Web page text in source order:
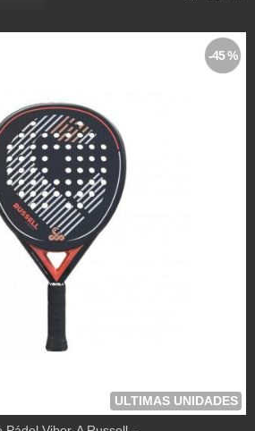
ULTIMAS UNIDADES
-45 %